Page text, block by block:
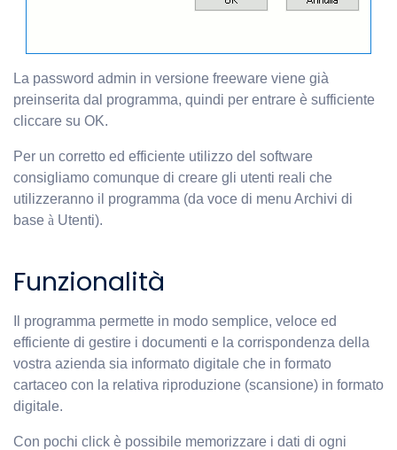
La password admin in versione freeware viene già
preinserita dal programma, quindi per entrare è sufficiente
cliccare su OK.
Per un corretto ed efficiente utilizzo del software
consigliamo comunque di creare gli utenti reali che
utilizzeranno il programma (da voce di menu Archivi di
base à Utenti).
Funzionalità
Il programma permette in modo semplice, veloce ed
efficiente di gestire i documenti e la corrispondenza della
vostra azienda sia informato digitale che in formato
cartaceo con la relativa riproduzione (scansione) in formato
digitale.
Con pochi click è possibile memorizzare i dati di ogni